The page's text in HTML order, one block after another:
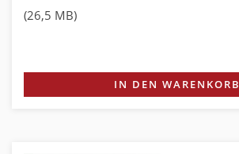
(26,5 MB)
IN DEN WARENKORB